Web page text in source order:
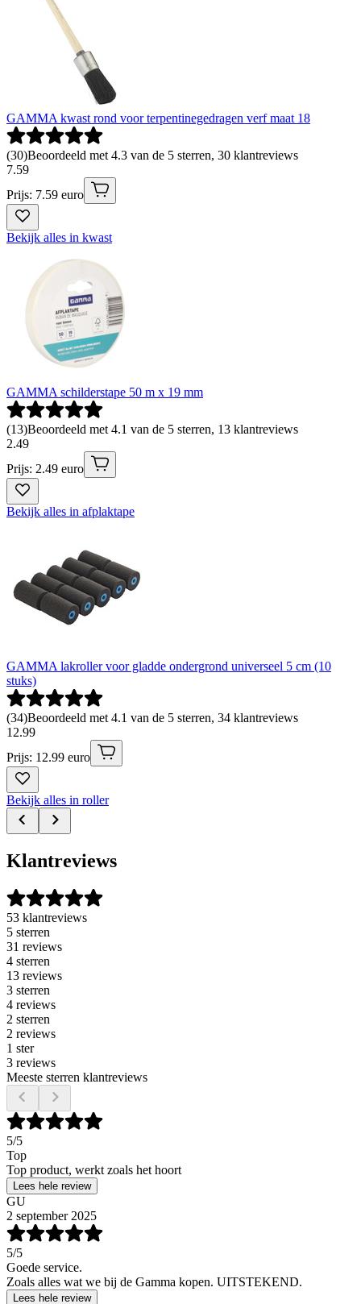
GAMMA kwast rond voor terpentinegedragen verf maat 18
(30)Beoordeeld met 4.3 van de 5 sterren, 30 klantreviews
7.59
Prijs: 7.59 euro
Bekijk alles in kwast
GAMMA schilderstape 50 m x 19 mm
(13)Beoordeeld met 4.1 van de 5 sterren, 13 klantreviews
2.49
Prijs: 2.49 euro
Bekijk alles in afplaktape
GAMMA lakroller voor gladde ondergrond universeel 5 cm (10
stuks)
(34)Beoordeeld met 4.1 van de 5 sterren, 34 klantreviews
12.99
Prijs: 12.99 euro
Bekijk alles in roller
Klantreviews
53 klantreviews
5 sterren
31 reviews
4 sterren
13 reviews
3 sterren
4 reviews
2 sterren
2 reviews
1 ster
3 reviews
Meeste sterren klantreviews
5/5
Top
Top product, werkt zoals het hoort
Lees hele review
GU
2 september 2025
5/5
Goede service.
Zoals alles wat we bij de Gamma kopen. UITSTEKEND.
Lees hele review